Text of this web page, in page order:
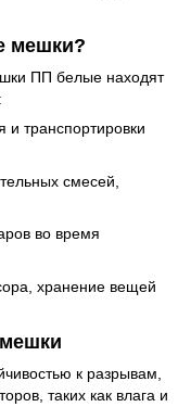
мешки?
ПП белые находят
и транспортировки
смесей,
во время
хранение вещей
к разрывам,
таких как влага и